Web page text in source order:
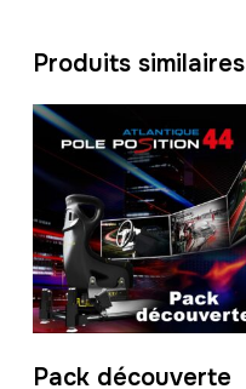
Produits similaires
Pack découverte